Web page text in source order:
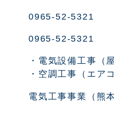
0965-52-5321
0965-52-5321
・電気設備工事（
・空調工事（エア
電気工事事業（熊